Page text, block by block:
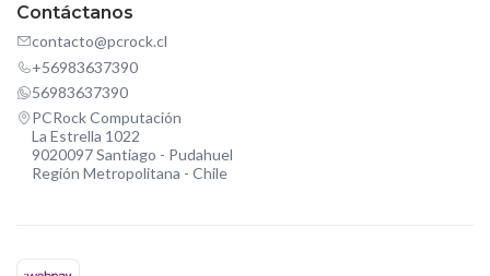
Contáctanos
contacto@pcrock.cl
+56983637390
56983637390
PCRock Computación
La Estrella 1022
9020097 Santiago - Pudahuel
Región Metropolitana - Chile